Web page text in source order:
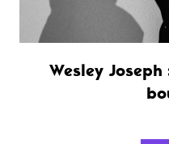
Wesley